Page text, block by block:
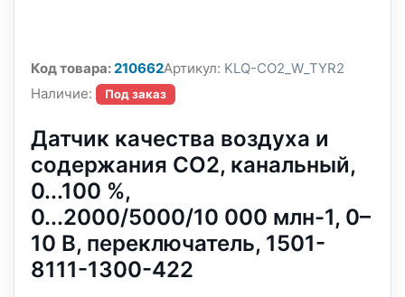
Код товара:210662Артикул: KLQ-CO2_W_TYR2
Наличие:
Под заказ
Датчик качества воздуха и
содержания CO2, канальный,
0...100 %,
0...2000/5000/10 000 млн-1, 0–
10 В, переключатель, 1501-
8111-1300-422